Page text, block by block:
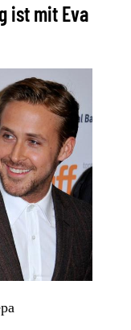
ist mit Eva